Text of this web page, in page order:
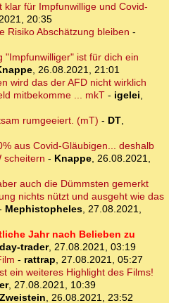
klar für Impfunwillige und Covid-
20:35
Risiko Abschätzung bleiben -
"Impfunwilliger" ist für dich ein
, 26.08.2021, 21:01
wird das der AFD nicht wirklich
mitbekomme ... mkT - igelei,
rumgeeiert. (mT) - DT,
aus Covid-Gläubigen... deshalb
scheitern - Knappe, 26.08.2021,
auch die Dümmsten gemerkt
nichts nützt und ausgeht wie das
Mephistopheles, 27.08.2021,
Jahr nach Belieben zu
day-trader, 27.08.2021, 03:19
- rattrap, 27.08.2021, 05:27
ein weiteres Highlight des Films!
, 27.08.2021, 10:39
Zweistein, 26.08.2021, 23:52